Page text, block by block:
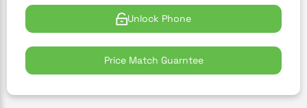
Unlock Phone
Price Match Guarntee